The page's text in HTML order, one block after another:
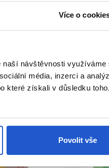
Více o
návštěvnosti využíváme
média, inzerci a
které získali v důsledku
Povolit vše